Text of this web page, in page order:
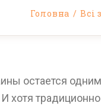
Головна Всі
остается
хотя